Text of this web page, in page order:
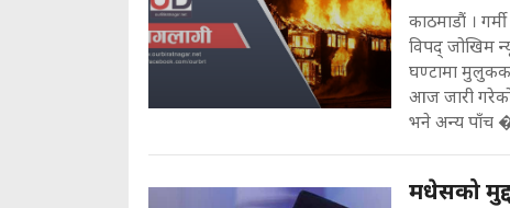
काठमाडौं ।
विपद् जोखिम
घण्टामा
आज जारी
भने अन्य पाँच
मधेसको